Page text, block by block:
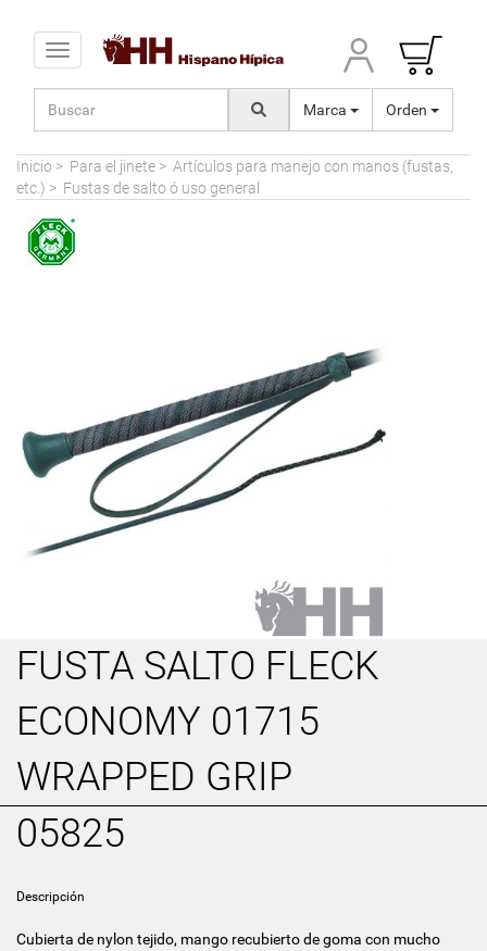
Toggle navigation
Marca Orden
Inicio > Para el jinete > Artículos para manejo con manos (fustas,
etc.) > Fustas de salto ó uso general
FUSTA SALTO FLECK
ECONOMY 01715
WRAPPED GRIP
05825
Descripción
Cubierta de nylon tejido, mango recubierto de goma con mucho